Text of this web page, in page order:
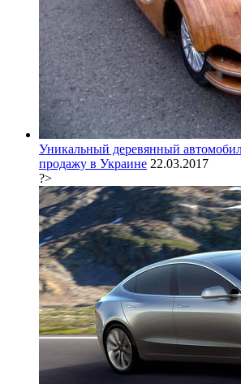
Уникальный деревянный
продажу в Украине 22.03.2017
?>